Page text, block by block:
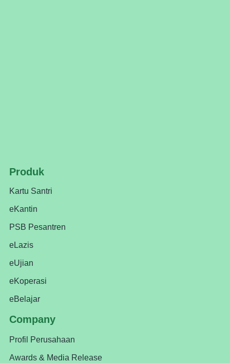
Produk
Kartu Santri
eKantin
PSB Pesantren
eLazis
eUjian
eKoperasi
eBelajar
Company
Profil Perusahaan
Awards & Media Release